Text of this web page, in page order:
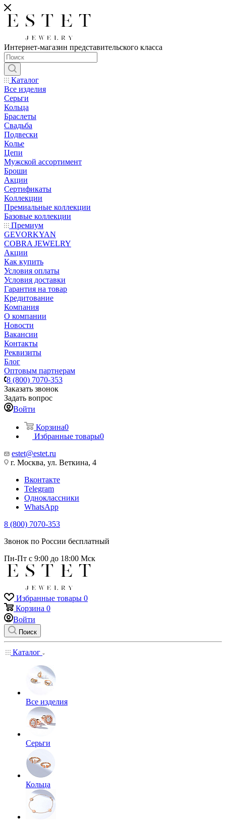
Интернет-магазин представительского класса
Каталог
Все изделия
Серьги
Кольца
Браслеты
Свадьба
Подвески
Колье
Цепи
Мужской ассортимент
Броши
Акции
Сертификаты
Коллекции
Премиальные коллекции
Базовые коллекции
Премиум
GEVORKYAN
COBRA JEWELRY
Акции
Как купить
Условия оплаты
Условия доставки
Гарантия на товар
Кредитование
Компания
О компании
Новости
Вакансии
Контакты
Реквизиты
Блог
Оптовым партнерам
8 (800) 7070-353
Заказать звонок
Задать вопрос
Войти
Корзина0
Избранные товары0
estet@estet.ru
г. Москва, ул. Веткина, 4
Вконтакте
Telegram
Одноклассники
WhatsApp
8 (800) 7070-353
Звонок по России бесплатный
Пн-Пт с 9:00 до 18:00 Мск
Избранные товары 0
Корзина 0
Войти
Поиск
Каталог
Все изделия
Серьги
Кольца